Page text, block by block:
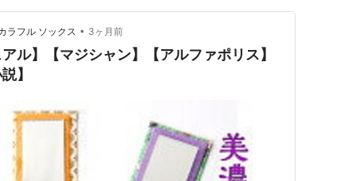
ラフル ソックス • 3ヶ月前
ル】【マジシャン】【アルファポリス】
】